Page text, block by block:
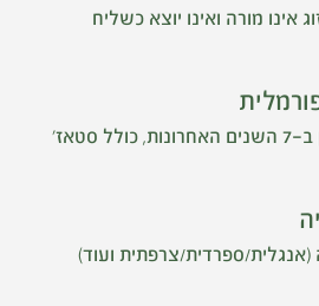
אינו מורה ואינו יוצא כשליח
סטאז'
(אנגלית/ספרדית/צרפתית ועוד)